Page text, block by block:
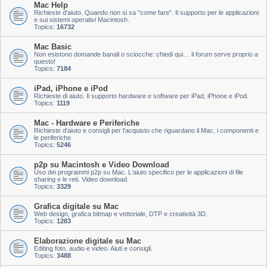
Mac Help
Richieste d'aiuto. Quando non si sa "come fare". Il supporto per le applicazioni
e sui sistemi operativi Macintosh.
Topics: 16732
Mac Basic
Non esistono domande banali o sciocche: chiedi qui… il forum serve proprio a
questo!
Topics: 7184
iPad, iPhone e iPod
Richieste di aiuto. Il supporto hardware e software per iPad, iPhone e iPod.
Topics: 1119
Mac - Hardware e Periferiche
Richieste d'aiuto e consigli per l'acquisto che riguardano il Mac, i componenti e
le periferiche.
Topics: 5246
p2p su Macintosh e Video Download
Uso dei programmi p2p su Mac. L'aiuto specifico per le applicazioni di file
sharing e le reti. Video download.
Topics: 3329
Grafica digitale su Mac
Web design, grafica bitmap e vettoriale, DTP e creatività 3D.
Topics: 1283
Elaborazione digitale su Mac
Editing foto, audio e video. Aiuti e consigli.
Topics: 3488